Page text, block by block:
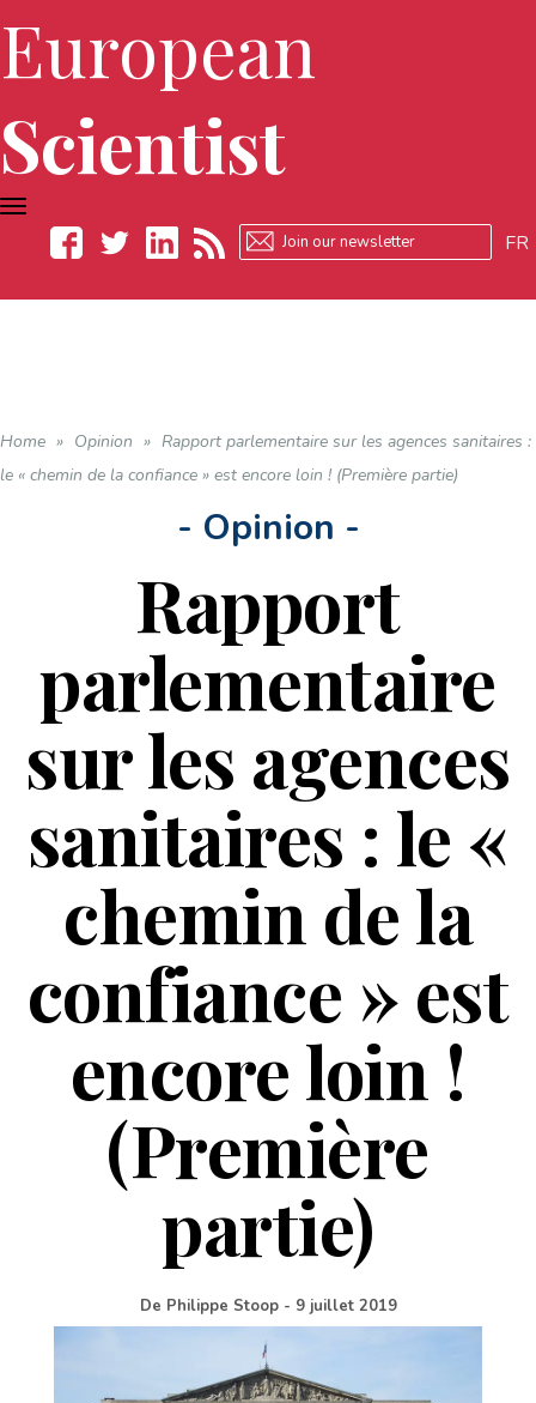
European
Scientist
FR
TOGGLE
NAVIGATION
Home » Opinion » Rapport parlementaire sur les agences sanitaires :
le « chemin de la confiance » est encore loin ! (Première partie)
- Opinion -
Rapport
parlementaire
sur les agences
sanitaires : le «
chemin de la
confiance » est
encore loin !
(Première
partie)
De Philippe Stoop - 9 juillet 2019